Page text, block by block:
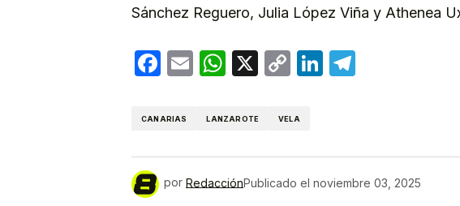
Sánchez Reguero, Julia López Viña y Athenea
Facebook
EmailWhatsApp
X
CopyLinkedIn
CANARIAS LANZAROTE VELA
por RedacciónPublicado el noviembre 03, 2025